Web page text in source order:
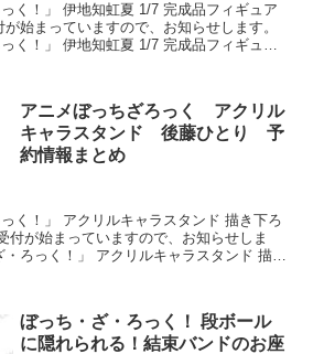
く！」 伊地知虹夏 1/7 完成品フィギュア
く！」 伊地知虹夏 1/7 完成品フィギュア
アニメぼっちざろっく アクリル
キャラスタンド 後藤ひとり 予
約情報まとめ
く！」 アクリルキャラスタンド 描き下ろ
ろっく！」 アクリルキャラスタンド 描き
ぼっち・ざ・ろっく！ 段ボール
に隠れられる！結束バンドのお座